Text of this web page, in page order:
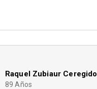
Raquel Zubiaur Ceregido
89 Años